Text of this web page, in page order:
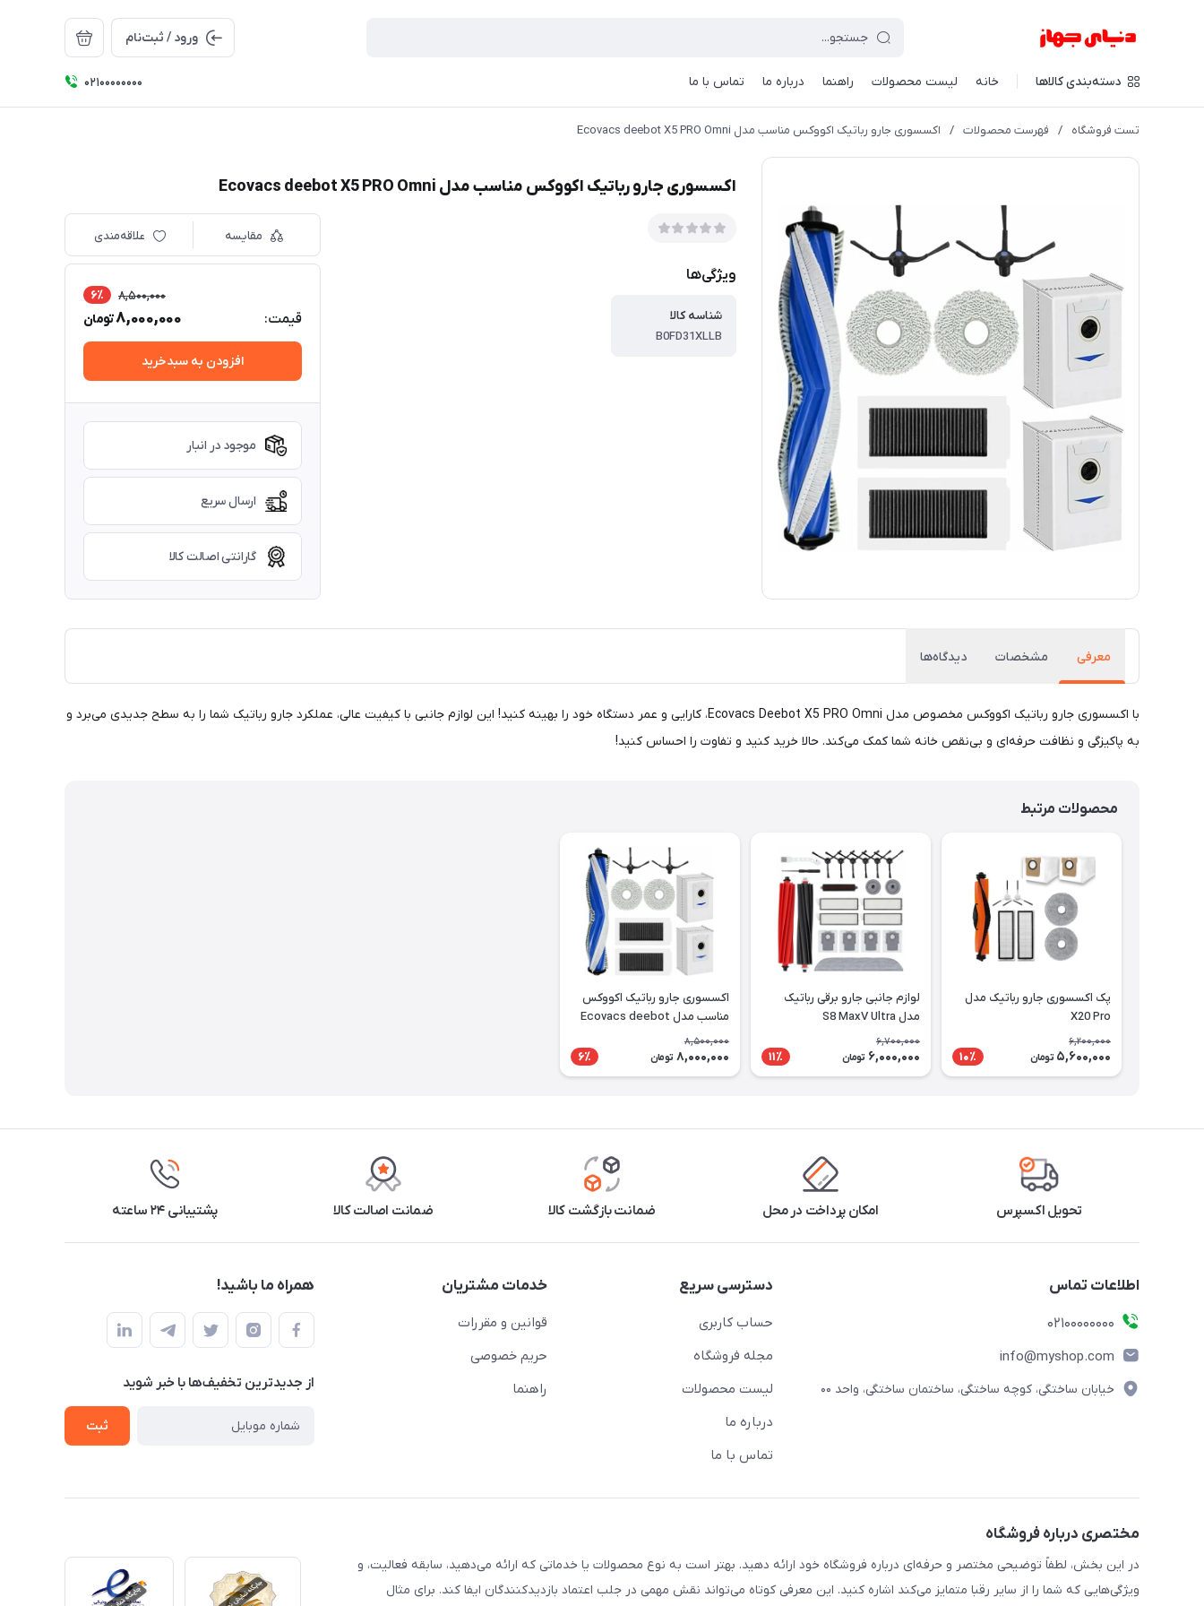
ورود / ثبت‌نام
دسته‌بندی کالاها خانه لیست محصولات راهنما درباره ما تماس با ما ۰۲۱۰۰۰۰۰۰۰۰
تست فروشگاه / فهرست محصولات / اکسسوری جارو رباتیک اکووکس مناسب مدل Ecovacs deebot X5 PRO Omni
اکسسوری جارو رباتیک اکووکس مناسب مدل Ecovacs deebot X5 PRO Omni
ویژگی‌ها
شناسه کالا
B0FD31XLLB
مقایسه علاقه‌مندی
قیمت:
8,500,000 6٪
8,000,000تومان
افزودن به سبدخرید
موجود در انبار
ارسال سریع
گارانتی اصالت کالا
معرفی مشخصات دیدگاه‌ها
با اکسسوری جارو رباتیک اکووکس مخصوص مدل Ecovacs Deebot X5 PRO Omni، کارایی و عمر دستگاه خود را بهینه کنید! این لوازم جانبی با کیفیت عالی، عملکرد جارو رباتیک شما را به سطح جدیدی می‌برد و
به پاکیزگی و نظافت حرفه‌ای و بی‌نقص خانه شما کمک می‌کند. حالا خرید کنید و تفاوت را احساس کنید!
محصولات مرتبط
پک اکسسوری جارو رباتیک مدل
X20 Pro
6,200,000
5,600,000 تومان 10٪
لوازم جانبی جارو برقی رباتیک
مدل S8 MaxV Ultra
6,700,000
6,000,000 تومان 11٪
اکسسوری جارو رباتیک اکووکس
مناسب مدل Ecovacs deebot
X5 PRO Omni
8,500,000
8,000,000 تومان 6٪
تحویل اکسپرس امکان پرداخت در محل ضمانت بازگشت کالا ضمانت اصالت کالا پشتیبانی ۲۴ ساعته
اطلاعات تماس
۰۲۱۰۰۰۰۰۰۰۰
info@myshop.com
خیابان ساختگی، کوچه ساختگی، ساختمان ساختگی، واحد ۰۰
دسترسی سریع
حساب کاربری
مجله فروشگاه
لیست محصولات
درباره ما
تماس با ما
خدمات مشتریان
قوانین و مقررات
حریم خصوصی
راهنما
همراه ما باشید!
از جدید‌ترین تخفیف‌ها با‌ خبر شوید
ثبت
مختصری درباره فروشگاه
در این بخش، لطفاً توضیحی مختصر و حرفه‌ای درباره فروشگاه خود ارائه دهید. بهتر است به نوع محصولات یا خدماتی که ارائه می‌دهید، سابقه فعالیت، و
ویژگی‌هایی که شما را از سایر رقبا متمایز می‌کند اشاره کنید. این معرفی کوتاه می‌تواند نقش مهمی در جلب اعتماد بازدیدکنندگان ایفا کند. برای مثال